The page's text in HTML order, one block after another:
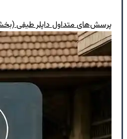
پرسش‌های متداول داپلر طیفی